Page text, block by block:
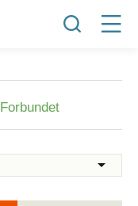
Forbundet